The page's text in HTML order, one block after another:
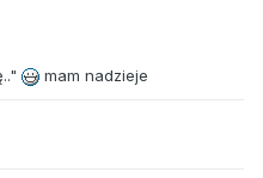
mam nadzieje